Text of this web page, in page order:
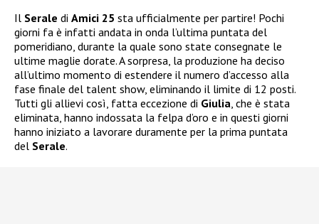
Il Serale di Amici 25 sta ufficialmente per partire! Pochi
giorni fa è infatti andata in onda l’ultima puntata del
pomeridiano, durante la quale sono state consegnate le
ultime maglie dorate. A sorpresa, la produzione ha deciso
all’ultimo momento di estendere il numero d’accesso alla
fase finale del talent show, eliminando il limite di 12 posti.
Tutti gli allievi così, fatta eccezione di Giulia , che è stata
eliminata, hanno indossata la felpa d’oro e in questi giorni
hanno iniziato a lavorare duramente per la prima puntata
del Serale.